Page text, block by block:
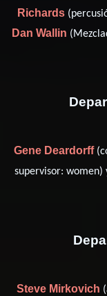
Richards
Dan Wallin
Gene Deardorff
supervisor: women)
Steve Mirkovich